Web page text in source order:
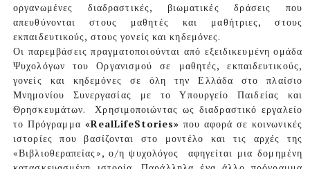
οργανωμένες διαδραστικές, βιωματικές δράσεις που
απευθύνονται στους μαθητές και μαθήτριες, στους
εκπαιδευτικούς, στους γονείς και κηδεμόνες.
Οι παρεμβάσεις πραγματοποιούνται από εξειδικευμένη ομάδα
Ψυχολόγων του Οργανισμού σε μαθητές, εκπαιδευτικούς,
γονείς και κηδεμόνες σε όλη την Ελλάδα στο πλαίσιο
Μνημονίου Συνεργασίας με το Υπουργείο Παιδείας και
Θρησκευμάτων.
Χρησιμοποιώντας ως διαδραστικό εργαλείο
το Πρόγραμμα «RealLifeStories» που αφορά σε κοινωνικές
ιστορίες που βασίζονται στο μοντέλο και τις αρχές της
«Βιβλιοθεραπείας», ο/η ψυχολόγος
αφηγείται μια δομημένη